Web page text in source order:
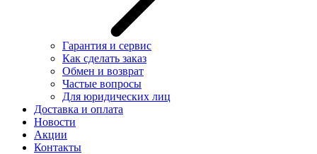
Гарантия и сервис
Как сделать заказ
Обмен и возврат
Частые вопросы
Для юридических лиц
Доставка и оплата
Новости
Акции
Контакты